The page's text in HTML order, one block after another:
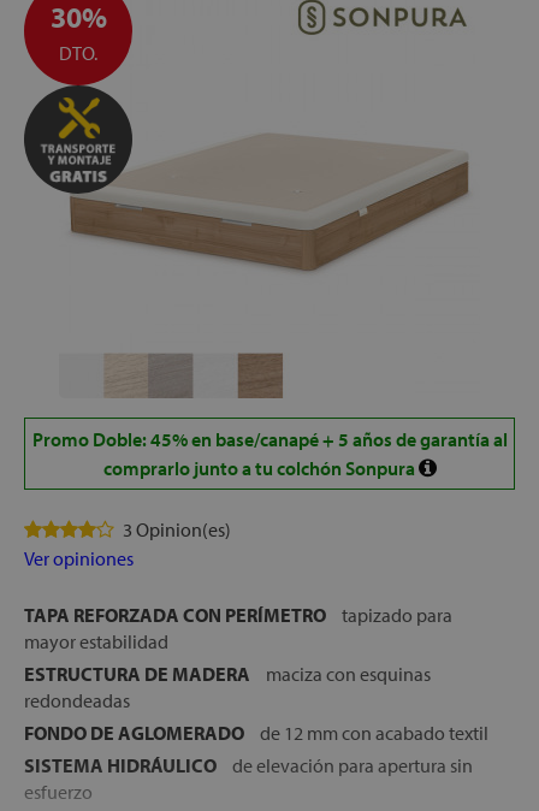
30%
DTO.
Promo Doble: 45% en base/canapé + 5 años de garantía al
comprarlo junto a tu colchón Sonpura
3 Opinion(es)
Ver opiniones
TAPA REFORZADA CON PERÍMETRO
tapizado para
mayor estabilidad
ESTRUCTURA DE MADERA
maciza con esquinas
redondeadas
FONDO DE AGLOMERADO
de 12 mm con acabado textil
SISTEMA HIDRÁULICO
de elevación para apertura sin
esfuerzo